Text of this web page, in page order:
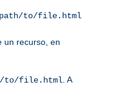
path/to/file.html
un recurso, en
to/file.html . A